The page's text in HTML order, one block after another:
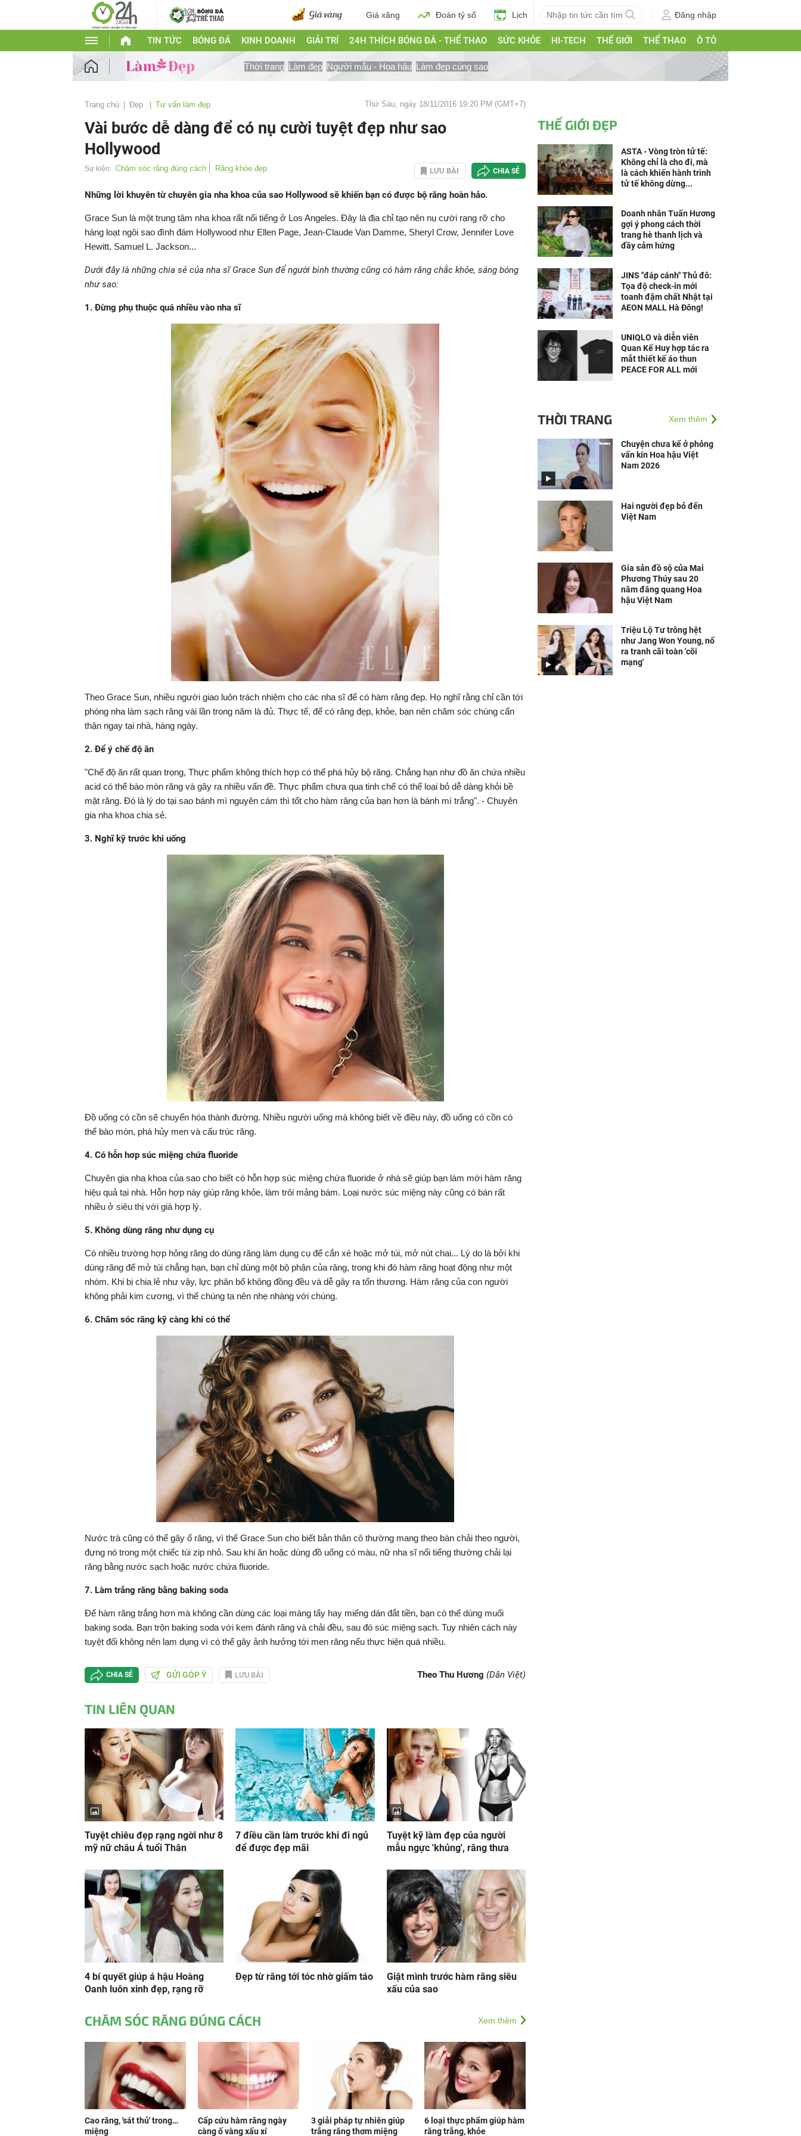
Giá xăng Đoán tỷ số Lịch Đăng nhập
TIN TỨC BÓNG ĐÁ KINH DOANH GIẢI TRÍ 24H THÍCH BÓNG ĐÁ - THỂ THAO SỨC KHỎE HI-TECH THẾ GIỚI THỂ THAO Ô TÔ
Thời trang Làm đẹp Người mẫu - Hoa hậu Làm đẹp cùng sao
Trang chủ Đẹp Tư vấn làm đẹp Thứ Sáu, ngày 18/11/2016 19:20 PM (GMT+7)
Vài bước dễ dàng để có nụ cười tuyệt đẹp như sao
Hollywood
Sự kiện: Chăm sóc răng đúng cách Răng khỏe đẹp LƯU BÀI CHIA SẺ
Những lời khuyên từ chuyên gia nha khoa của sao Hollywood sẽ khiến bạn có được bộ răng hoàn hảo.
Grace Sun là một trung tâm nha khoa rất nổi tiếng ở Los Angeles. Đây là địa chỉ tạo nên nụ cười rạng rỡ cho
hàng loạt ngôi sao đình đám Hollywood như Ellen Page, Jean-Claude Van Damme, Sheryl Crow, Jennifer Love
Hewitt, Samuel L. Jackson...
Dưới đây là những chia sẻ của nha sĩ Grace Sun để người bình thường cũng có hàm răng chắc khỏe, sáng bóng
như sao:
1. Đừng phụ thuộc quá nhiều vào nha sĩ
Theo Grace Sun, nhiều người giao luôn trách nhiệm cho các nha sĩ để có hàm răng đẹp. Họ nghĩ rằng chỉ cần tới
phòng nha làm sạch răng vài lần trong năm là đủ. Thực tế, để có răng đẹp, khỏe, bạn nên chăm sóc chúng cẩn
thận ngay tại nhà, hàng ngày.
2. Để ý chế độ ăn
"Chế độ ăn rất quan trọng, Thực phẩm không thích hợp có thể phá hủy bộ răng. Chẳng hạn như đồ ăn chứa nhiều
acid có thể bào mòn răng và gây ra nhiều vấn đề. Thực phẩm chưa qua tinh chế có thể loại bỏ dễ dàng khỏi bề
mặt răng. Đó là lý do tại sao bánh mì nguyên cám thì tốt cho hàm răng của bạn hơn là bánh mì trắng". - Chuyên
gia nha khoa chia sẻ.
3. Nghĩ kỹ trước khi uống
Đồ uống có cồn sẽ chuyển hóa thành đường. Nhiều người uống mà không biết về điều này, đồ uống có cồn có
thể bào mòn, phá hủy men và cấu trúc răng.
4. Có hỗn hơp súc miệng chứa fluoride
Chuyên gia nha khoa của sao cho biết có hỗn hợp súc miệng chứa fluoride ở nhà sẽ giúp bạn làm mới hàm răng
hiệu quả tại nhà. Hỗn hợp này giúp răng khỏe, làm trôi mảng bám. Loại nước súc miệng này cũng có bán rất
nhiều ở siêu thị với giá hợp lý.
5. Không dùng răng như dụng cụ
Có nhiều trường hợp hỏng răng do dùng răng làm dụng cụ để cắn xé hoặc mở túi, mở nút chai... Lý do là bởi khi
dùng răng để mở túi chẳng hạn, bạn chỉ dùng một bộ phận của răng, trong khi đó hàm răng hoạt động như một
nhóm. Khi bị chia lẻ như vậy, lực phân bố không đồng đều và dễ gây ra tổn thương. Hàm răng của con người
không phải kim cương, vì thế chúng ta nên nhẹ nhàng với chúng.
6. Chăm sóc răng kỹ càng khi có thể
Nước trà cũng có thể gây ố răng, vì thế Grace Sun cho biết bản thân cô thường mang theo bàn chải theo người,
đựng nó trong một chiếc túi zip nhỏ. Sau khi ăn hoặc dùng đồ uống có màu, nữ nha sĩ nổi tiếng thường chải lại
răng bằng nước sạch hoặc nước chứa fluoride.
7. Làm trắng răng bằng baking soda
Để hàm răng trắng hơn mà không cần dùng các loại máng tẩy hay miếng dán đắt tiền, bạn có thể dùng muối
baking soda. Bạn trộn baking soda với kem đánh răng và chải đều, sau đó súc miệng sạch. Tuy nhiên cách này
tuyệt đối không nên lạm dụng vì có thể gây ảnh hưởng tới men răng nếu thực hiện quá nhiều.
CHIA SẺ GỬI GÓP Ý LƯU BÀI Theo Thu Hương (Dân Việt)
TIN LIÊN QUAN
Tuyệt chiêu đẹp rạng ngời như 8
mỹ nữ châu Á tuổi Thân
7 điều cần làm trước khi đi ngủ
để được đẹp mãi
Tuyệt kỹ làm đẹp của người
mẫu ngực 'khủng', răng thưa
4 bí quyết giúp á hậu Hoàng
Oanh luôn xinh đẹp, rạng rỡ
Đẹp từ răng tới tóc nhờ giấm táo
Giật mình trước hàm răng siêu
xấu của sao
CHĂM SÓC RĂNG ĐÚNG CÁCH Xem thêm
Cao răng, 'sát thủ' trong…
miệng
Cấp cứu hàm răng ngày
càng ố vàng xấu xí
3 giải pháp tự nhiên giúp
trắng răng thơm miệng
6 loại thực phẩm giúp hàm
răng trắng, khỏe
THẾ GIỚI ĐẸP
ASTA - Vòng tròn tử tế:
Không chỉ là cho đi, mà
là cách khiến hành trình
tử tế không dừng...
Doanh nhân Tuấn Hương
gợi ý phong cách thời
trang hè thanh lịch và
đầy cảm hứng
JINS "đáp cánh" Thủ đô:
Tọa độ check-in mới
toanh đậm chất Nhật tại
AEON MALL Hà Đông!
UNIQLO và diễn viên
Quan Kế Huy hợp tác ra
mắt thiết kế áo thun
PEACE FOR ALL mới
THỜI TRANG Xem thêm
Chuyện chưa kể ở phỏng
vấn kín Hoa hậu Việt
Nam 2026
Hai người đẹp bỏ đến
Việt Nam
Gia sản đồ sộ của Mai
Phương Thúy sau 20
năm đăng quang Hoa
hậu Việt Nam
Triệu Lộ Tư trông hệt
như Jang Won Young, nổ
ra tranh cãi toàn 'cõi
mạng'